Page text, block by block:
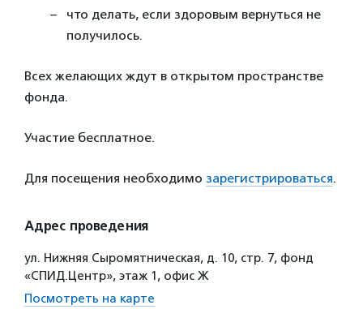
что делать, если здоровым вернуться не
получилось.
Всех желающих ждут в открытом пространстве
фонда.
Участие бесплатное.
Для посещения необходимо зарегистрироваться.
Адрес проведения
ул. Нижняя Сыромятническая, д. 10, стр. 7, фонд
«СПИД.Центр», этаж 1, офис Ж
Посмотреть на карте